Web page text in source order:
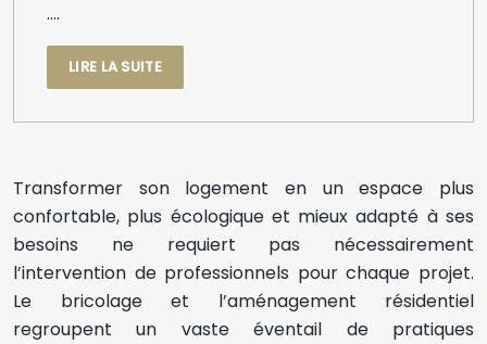
….
LIRE LA SUITE
Transformer son logement en un espace plus
confortable, plus écologique et mieux adapté à ses
besoins ne requiert pas nécessairement
l’intervention de professionnels pour chaque projet.
Le bricolage et l’aménagement résidentiel
regroupent un vaste éventail de pratiques